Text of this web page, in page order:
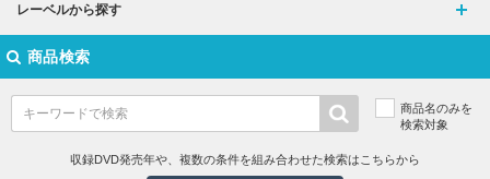
レーベルから探す
商品検索
商品名のみを
検索対象
収録DVD発売年や、複数の条件を組み合わせた検索はこちらから